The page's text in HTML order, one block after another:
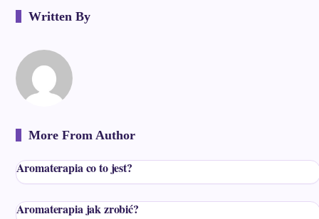
Written By
More From Author
Aromaterapia co to jest?
Aromaterapia jak zrobić?